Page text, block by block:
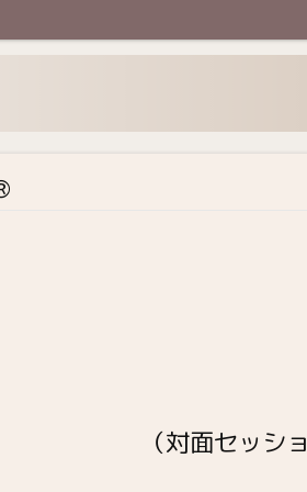
分 （対面セッショ